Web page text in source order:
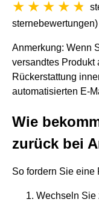
sternebewertungen)
Anmerkung: Wenn
versandtes Produkt
Rückerstattung
automatisierten E-
Wie
zurück bei
So fordern Sie eine
Wechseln Sie